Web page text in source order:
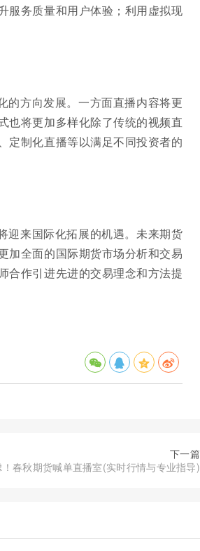
服务质量和用户体验；利用虚拟现
的方向发展。一方面直播内容将更
也将更加多样化除了传统的视频直
定制化直播等以满足不同投资者的
迎来国际化拓展的机遇。未来期货
加全面的国际期货市场分析和交易
合作引进先进的交易理念和方法提
下一篇
春秋期货喊单直播室(实时行情与专业指导)